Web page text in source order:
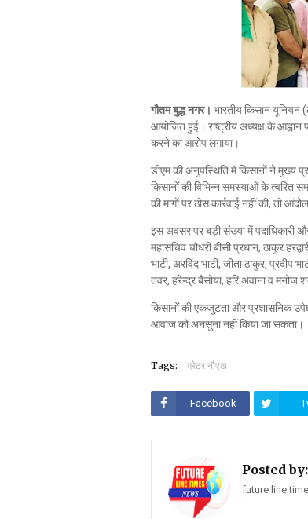
गौतम बुद्ध नगर। भारतीय किसान यूनियन
आयोजित हुई। राष्ट्रीय अध्यक्ष के
करने का आरोप लगाया।
डीएम की अनुपस्थिति में किसानों ने मुख्य
किसानों की विभिन्न समस्याओं के त्वरित
की मांगों पर ठोस कार्रवाई नहीं की, तो
इस अवसर पर बड़ी संख्या में पदाधिकारी और
महासचिव चौधरी बीसी प्रधान, ठाकुर
भाटी, अरविंद भाटी, जीता ठाकुर, प्रदीप
तंवर, हरेन्द्र बैसोया, हरि अवाना व मनोज
किसानों की एकजुटता और प्रशासनिक
आवाज को अनसुना नहीं किया जा सकता।
Tags: ग्रेटर नौएडा
Facebook
Posted by:
future line